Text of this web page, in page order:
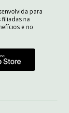
para
filiadas na
e no